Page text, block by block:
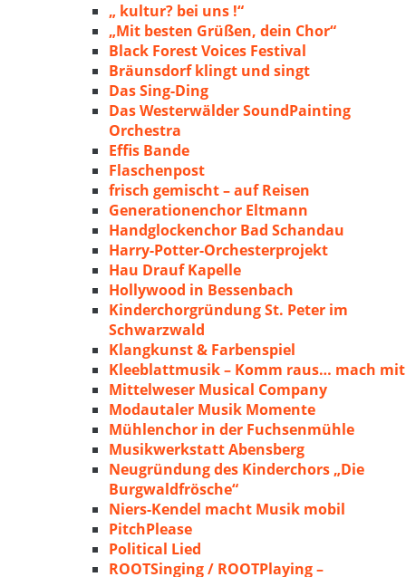
„ kultur? bei uns !“
„Mit besten Grüßen, dein Chor“
Black Forest Voices Festival
Bräunsdorf klingt und singt
Das Sing-Ding
Das Westerwälder SoundPainting
Orchestra
Effis Bande
Flaschenpost
frisch gemischt – auf Reisen
Generationenchor Eltmann
Handglockenchor Bad Schandau
Harry-Potter-Orchesterprojekt
Hau Drauf Kapelle
Hollywood in Bessenbach
Kinderchorgründung St. Peter im
Schwarzwald
Klangkunst & Farbenspiel
Kleeblattmusik – Komm raus… mach mit
Mittelweser Musical Company
Modautaler Musik Momente
Mühlenchor in der Fuchsenmühle
Musikwerkstatt Abensberg
Neugründung des Kinderchors „Die
Burgwaldfrösche“
Niers-Kendel macht Musik mobil
PitchPlease
Political Lied
ROOTSinging / ROOTPlaying –